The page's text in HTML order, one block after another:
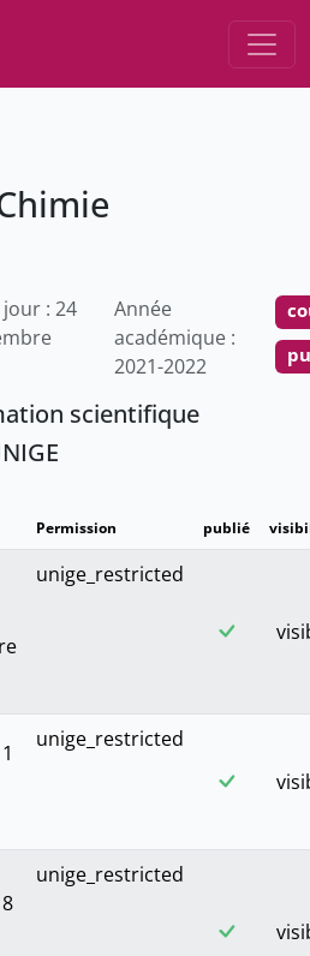
jour : 24
Année
académique :
2021-2022
scientifique
Permission publié
unige_restricted
unige_restricted
unige_restricted